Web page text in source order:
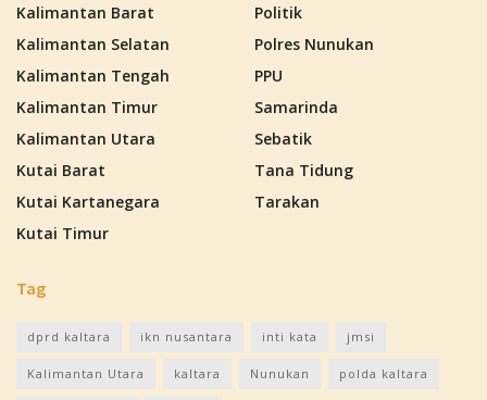
Kalimantan Barat
Kalimantan Selatan
Kalimantan Tengah
Kalimantan Timur
Kalimantan Utara
Kutai Barat
Kutai Kartanegara
Kutai Timur
Politik
Polres Nunukan
PPU
Samarinda
Sebatik
Tana Tidung
Tarakan
Tag
dprd kaltara ikn nusantara inti kata jmsi
Kalimantan Utara kaltara Nunukan polda kaltara